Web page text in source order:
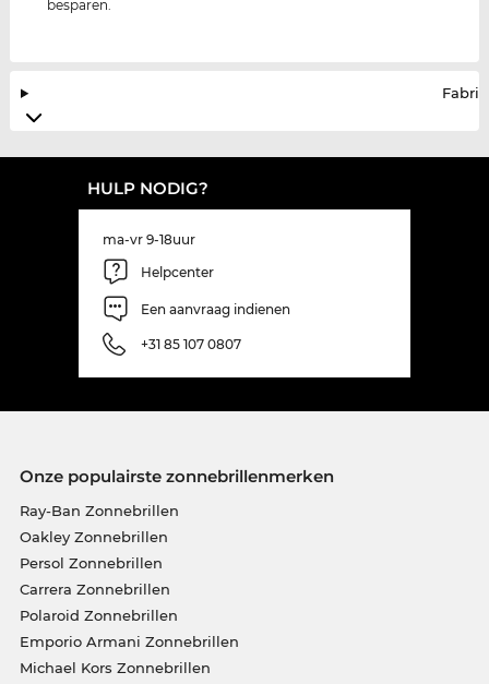
besparen.
HULP NODIG?
ma-vr 9-18uur
Helpcenter
Een aanvraag indienen
+31 85 107 0807
Onze populairste zonnebrillenmerken
Ray-Ban Zonnebrillen
Oakley Zonnebrillen
Persol Zonnebrillen
Carrera Zonnebrillen
Polaroid Zonnebrillen
Emporio Armani Zonnebrillen
Michael Kors Zonnebrillen